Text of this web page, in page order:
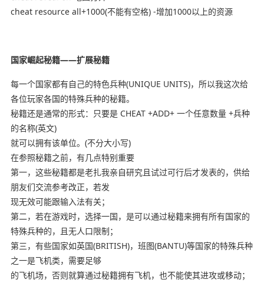
cheat resource all+1000(不能有空格) -增加1000以上的资源
国家崛起秘籍——扩展秘籍
每一个国家都有自己的特色兵种(UNIQUE UNITS)，所以我这次给
各位玩家各国的特殊兵种的秘籍。
秘籍还是通常的形式：只要是 CHEAT +ADD+ 一个任意数量 +兵种
的名称(英文)
就可以拥有该单位。(不分大小写)
在参照秘籍之前，有几点特别重要
第一，这些秘籍都是老扎我亲自研究且试过可行后才发表的，供给
朋友们交流参考改正，若发
现无效可能跟输入法有关；
第二，若在游戏时，选择一国，是可以通过秘籍来拥有所有国家的
特殊兵种的，且无人口限制；
第三，有些国家如英国(BRITISH)，班图(BANTU)等国家的特殊兵种
之一是飞机类，需要足够
的飞机场，否则就算通过秘籍拥有飞机，也不能使其进攻或移动；